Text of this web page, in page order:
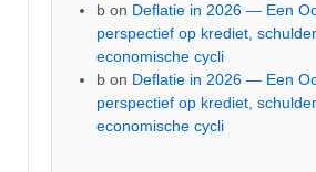
b on Deflatie in 2026 — Een
perspectief op krediet,
economische cycli
b on Deflatie in 2026 — Een
perspectief op krediet,
economische cycli